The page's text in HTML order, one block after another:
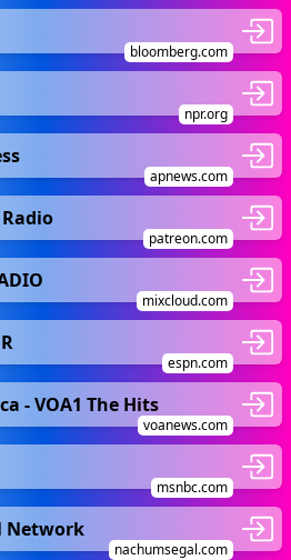
bloomberg.com
npr.org
apnews.com
Radio
patreon.com
mixcloud.com
espn.com
- VOA1 The Hits
voanews.com
msnbc.com
Network
nachumsegal.com